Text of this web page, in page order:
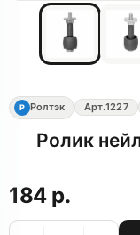
Р Ролтэк Арт.1227
Ролик
184 р.